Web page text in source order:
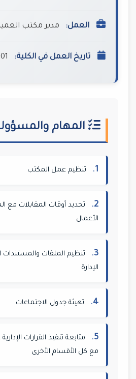
العمل: مدير مكتب
تاريخ العمل في الكلية:
المهام
1. تنظيم عمل المكتب
2.
تحديد أوقات المقابلات مع
الأعمال
3.
تنظيم الملفات
الإدارة
4. تهيئة جدول الاجتماعات
5.
متابعة تنفيذ القرارات
مع كل الأقسام الأخرى